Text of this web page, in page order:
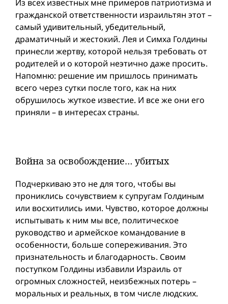
Из всех известных мне примеров патриотизма и
гражданской ответственности израильтян этот –
самый удивительный, убедительный,
драматичный и жестокий. Лея и Симха Голдины
принесли жертву, которой нельзя требовать от
родителей и о которой неэтично даже просить.
Напомню: решение им пришлось принимать
всего через сутки после того, как на них
обрушилось жуткое известие. И все же они его
приняли – в интересах страны.
Война за освобождение… убитых
Подчеркиваю это не для того, чтобы вы
прониклись сочувствием к супругам Голдиным
или восхитились ими. Чувство, которое должны
испытывать к ним мы все, политическое
руководство и армейское командование в
особенности, больше сопереживания. Это
признательность и благодарность. Своим
поступком Голдины избавили Израиль от
огромных сложностей, неизбежных потерь –
моральных и реальных, в том числе людских.